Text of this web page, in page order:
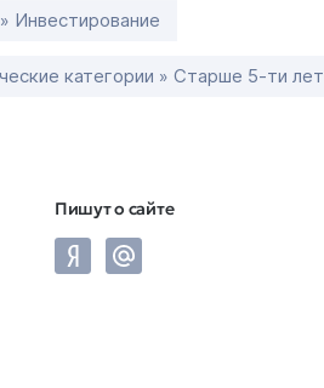
Инвестирование
категории » Старше 5-ти лет
Пишут о сайте